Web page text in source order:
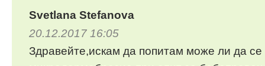
Svetlana Stefanova
20.12.2017 16:05
Здравейте,искам да попитам може ли да се